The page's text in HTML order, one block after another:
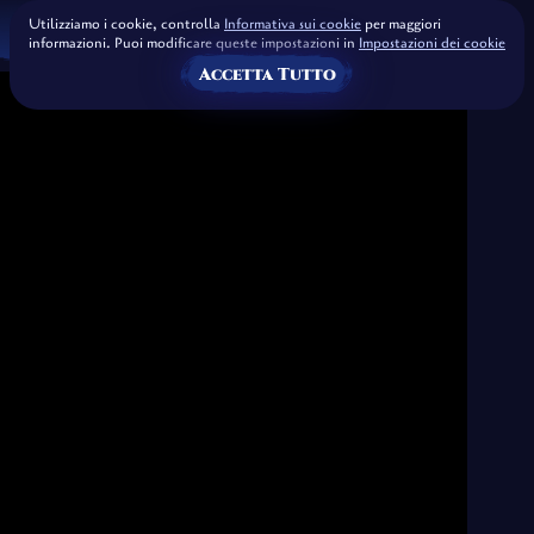
Utilizziamo i cookie, controlla Informativa sui cookie per maggiori
informazioni. Puoi modificare queste impostazioni in Impostazioni dei cookie
Accetta Tutto